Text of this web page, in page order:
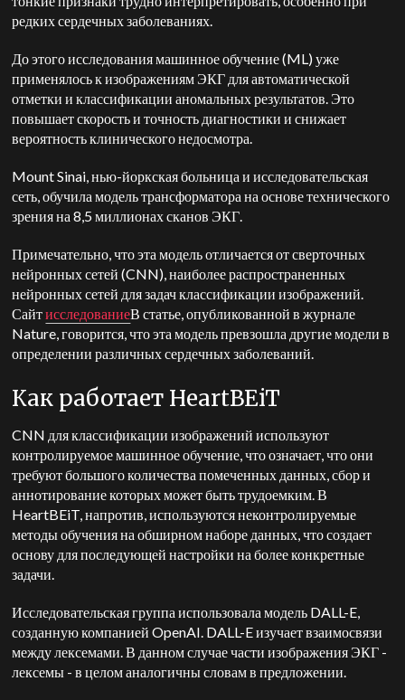
редких сердечных заболеваниях.
До этого исследования машинное обучение (ML) уже
применялось к изображениям ЭКГ для автоматической
отметки и классификации аномальных результатов. Это
повышает скорость и точность диагностики и снижает
вероятность клинического недосмотра.
Mount Sinai, нью-йоркская больница и исследовательская
сеть, обучила модель трансформатора на основе технического
зрения на 8,5 миллионах сканов ЭКГ.
Примечательно, что эта модель отличается от сверточных
нейронных сетей (CNN), наиболее распространенных
нейронных сетей для задач классификации изображений.
СайтисследованиеВ статье, опубликованной в журнале
Nature, говорится, что эта модель превзошла другие модели в
определении различных сердечных заболеваний.
Как работает HeartBEiT
CNN для классификации изображений используют
контролируемое машинное обучение, что означает, что они
требуют большого количества помеченных данных, сбор и
аннотирование которых может быть трудоемким. В
HeartBEiT, напротив, используются неконтролируемые
методы обучения на обширном наборе данных, что создает
основу для последующей настройки на более конкретные
задачи.
Исследовательская группа использовала модель DALL-E,
созданную компанией OpenAI. DALL-E изучает взаимосвязи
между лексемами. В данном случае части изображения ЭКГ -
лексемы - в целом аналогичны словам в предложении.